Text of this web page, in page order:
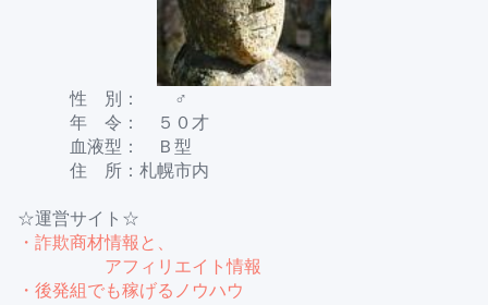
性 別： ♂
年 令： ５０才
血液型： Ｂ型
住 所：札幌市内
☆運営サイト☆
・詐欺商材情報と、
アフィリエイト情報
・後発組でも稼げるノウハウ